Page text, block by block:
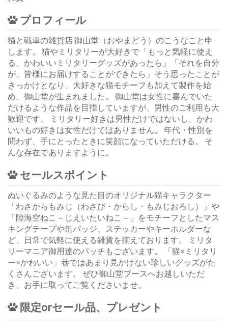
プロフィール
猫と戦車の雑貨店 御山堂（おやまどう）のこうなこと申
します。 猫やミリタリーが大好きで「もっと気軽に使え
る、かわいいミリタリーグッズがあったら」「それを自分
が、皆様にお届けすることができたら」そう思ったことが
きっかけとなり、大好きな猫モチーフも加えて製作を始
め、御山堂が生まれました。 御山堂は女性に喜んでいた
だけるような作品を目指していますが、男性のご利用も大
歓迎です。 ミリタリー好きは男性だけではないし、かわ
いいもの好きは女性だけではありません。 年代・性別を
問わず、手にとったときに笑顔になっていただける。 そ
んな存在でありますように。
セールスポイント
ぬいぐるみのような見た目のオリジナル猫キャラクター
「わさからもみじ（わさび・からし・もみじおろし）」や
「陸海空ねこ－じえいたいねこ－」をモチーフとしたマス
キングテープや缶バッジ、ステッカーやキーホルダーな
ど、日常で気軽に使える雑貨を揃えております。 ミリタ
リーマニア御用達のパッチもございます。 「猫×ミリタリ
ー×かわいい」巷ではあまり見かけない珍しいグッズがた
くさんございます。 ぜひ御山堂ブースへお越しいただ
き、お手に取ってご覧くださいませ。
限定orセール品、プレゼント